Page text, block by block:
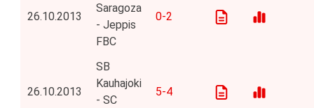
26.10.2013
Saragoza
- Jeppis
FBC
0-2
26.10.2013
SB
Kauhajoki
- SC
5-4